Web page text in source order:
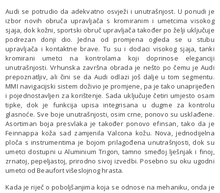
Audi se potrudio da adekvatno osvježi i unutrašnjost. U ponudi je
izbor novih obruča upravljača s kromiranim i umetcima visokog
sjaja, dok kožni, sportski obruč upravljača također po želji uključuje
podrezan donji dio. Jedna od promjena ogleda se u stubu
upravljača i kontaktne brave. Tu su i dodaci visokog sjaja, tanki
kromirani umetci na kontrolama koji doprinose eleganciji
unutrašnjosti. Vrhunska završna obrada je nešto po čemu je Audi
prepoznatljiv, ali čini se da Audi odlazi još dalje u tom segmentu.
MMI navigacijski sistem doživio je promjene, pa je tako unaprijeđen
i pojednostavljen za korištenje. Sada uključuje četiri umjesto osam
tipke, dok je funkcija upisa integrisana u dugme za kontrolu
glasnoće. Sve boje unutrašnjosti, osim crne, ponovo su usklađene.
Asortiman boja presvlaka je također ponovo efinsan, tako da je
Feinnappa koža sad zamjenila Valcona kožu. Nova, jednodijelna
ploča s instrumentima je bojom prilagođena unutrašnjosti, dok su
umetci dostupni u Aluminium Trigon, tamno smeđoj lješnjak i finoj,
zrnatoj, pepeljastoj, prirodno sivoj izvedbi. Posebno su oku ugodni
umetci od Beaufort višeslojnog hrasta.
Kada je riječ o poboljšanjima koja se odnose na mehaniku, onda je